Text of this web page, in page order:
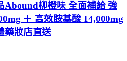
Abound柳橙味 全面補給 強
＋ 高效胺基酸 14,000mg
藥妝店直送